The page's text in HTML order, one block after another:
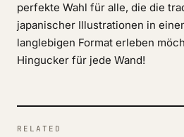
perfekte Wahl für alle, die die
japanischer Illustrationen in
langlebigen Format erleben
Hingucker für jede Wand!
RELATED